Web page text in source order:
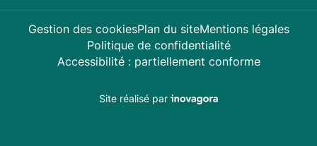
Gestion des cookiesPlan du siteMentions légales
Politique de confidentialité
Accessibilité : partiellement conforme
Site réalisé parInovagora (ouverture dans un